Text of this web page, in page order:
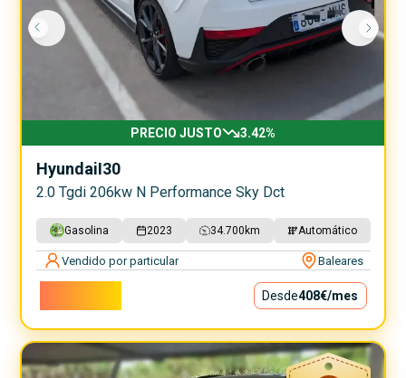
PRECIO JUSTO 3.42%
HyundaiI30
2.0 Tgdi 206kw N Performance Sky Dct
Gasolina 2023 34.700 km Automático
Vendido por particular Baleares
Desde408€/mes